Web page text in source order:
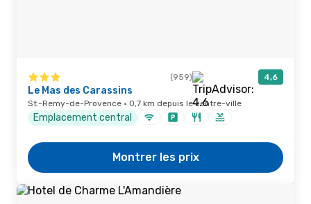
(959) 4,6
Le Mas des Carassins
St.-Remy-de-Provence · 0,7 km depuis le centre-ville
Emplacement central
Montrer les prix